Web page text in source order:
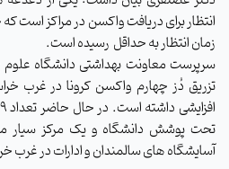
انتظار برای دریافت واکسن در مراکز است که
زمان انتظار به حداقل رسیده است.
سرپرست معاونت بهداشتی دانشگاه علوم
تزریق دُز چهارم واکسن کرونا در غرب
تحت پوشش دانشگاه و یک مرکز سیار
آسایشگاه های سالمندان و ادارات در